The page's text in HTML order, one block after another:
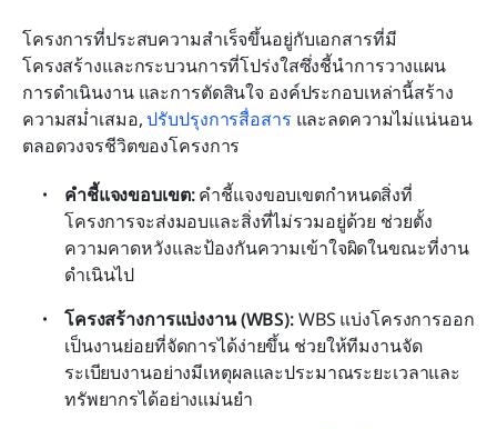
โครงการที่ประสบความสำเร็จขึ้นอยู่กับเอกสารที่มี
โครงสร้างและกระบวนการที่โปร่งใสซึ่งชี้นำการวางแผน
การดำเนินงาน และการตัดสินใจ องค์ประกอบเหล่านี้สร้าง
ความสม่ำเสมอ, ปรับปรุงการสื่อสาร และลดความไม่แน่นอน
ตลอดวงจรชีวิตของโครงการ
คำชี้แจงขอบเขต: คำชี้แจงขอบเขตกำหนดสิ่งที่
โครงการจะส่งมอบและสิ่งที่ไม่รวมอยู่ด้วย ช่วยตั้ง
ความคาดหวังและป้องกันความเข้าใจผิดในขณะที่งาน
ดำเนินไป
โครงสร้างการแบ่งงาน (WBS): WBS แบ่งโครงการออก
เป็นงานย่อยที่จัดการได้ง่ายขึ้น ช่วยให้ทีมงานจัด
ระเบียบงานอย่างมีเหตุผลและประมาณระยะเวลาและ
ทรัพยากรได้อย่างแม่นยำ